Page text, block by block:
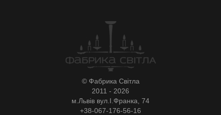
© Фабрика Світла
2011 - 2026
м.Львів вул.І.Франка, 74
+38-067-176-56-16